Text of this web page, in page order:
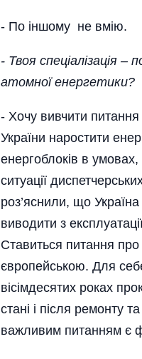
- По іншому не вмію.
- Твоя спеціалізація
атомної енергетики?
- Хочу вивчити питання
України наростити
енергоблоків в
ситуації
роз’яснили, що
виводити з
Ставиться питання про
європейською. Для
вісімдесятих роках­
стані і після ремонту
важливим питанням є